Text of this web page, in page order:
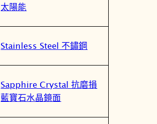
太陽能
Stainless Steel 不鏽鋼
Sapphire Crystal 抗磨損
藍寶石水晶鏡面